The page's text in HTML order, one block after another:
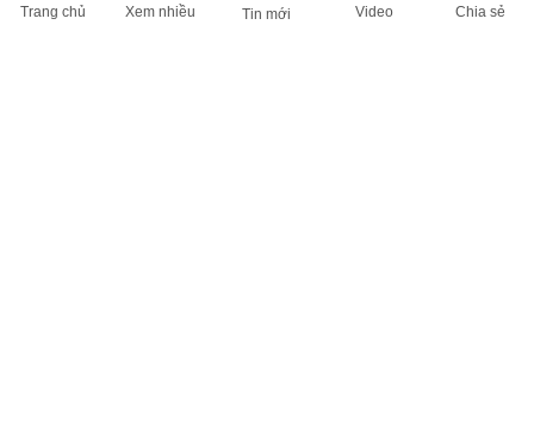
Trang chủ Xem nhiều Tin mới Video Chia sẻ